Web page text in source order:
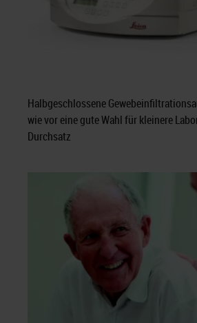
Halbgeschlossene
wie vor eine gute Wahl für kleinere
Durchsatz